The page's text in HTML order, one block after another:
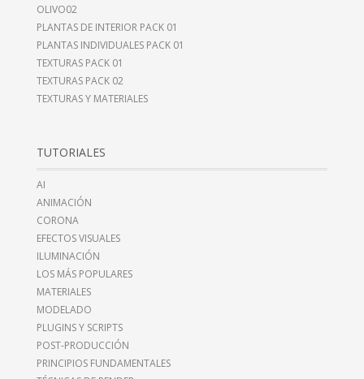
OLIVO02
PLANTAS DE INTERIOR PACK 01
PLANTAS INDIVIDUALES PACK 01
TEXTURAS PACK 01
TEXTURAS PACK 02
TEXTURAS Y MATERIALES
TUTORIALES
AI
ANIMACIÓN
CORONA
EFECTOS VISUALES
ILUMINACIÓN
LOS MÁS POPULARES
MATERIALES
MODELADO
PLUGINS Y SCRIPTS
POST-PRODUCCIÓN
PRINCIPIOS FUNDAMENTALES